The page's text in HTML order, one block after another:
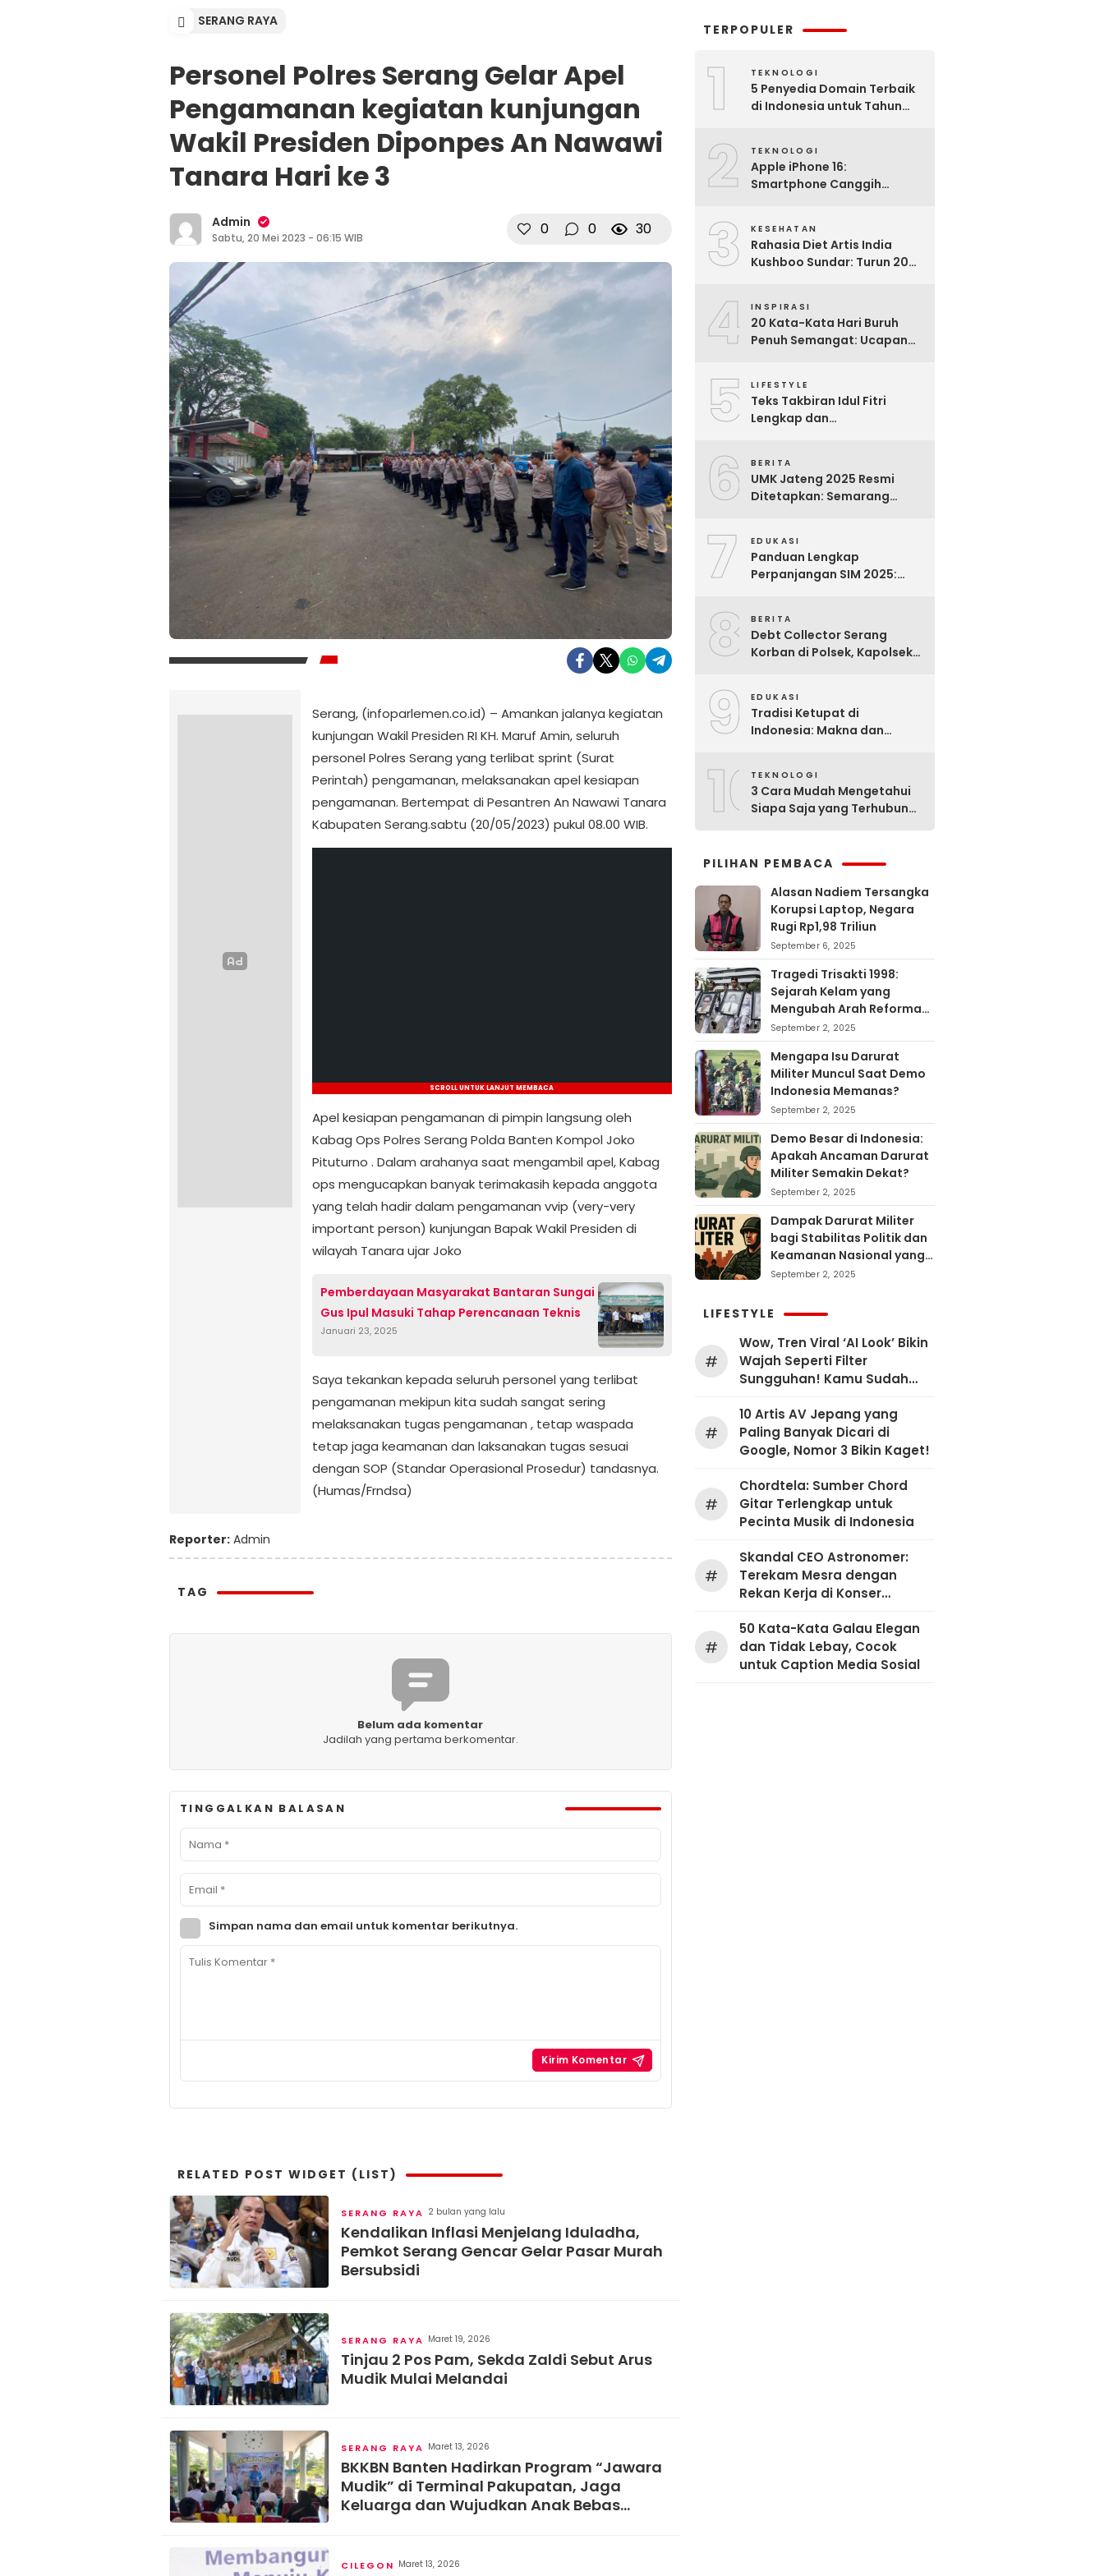
SERANG RAYA
Personel Polres Serang Gelar Apel
Pengamanan kegiatan kunjungan
Wakil Presiden Diponpes An Nawawi
Tanara Hari ke 3
Admin
Sabtu, 20 Mei 2023 - 06:15 WIB 0 0 30
Serang, (infoparlemen.co.id) – Amankan jalanya kegiatan
kunjungan Wakil Presiden RI KH. Maruf Amin, seluruh
personel Polres Serang yang terlibat sprint (Surat
Perintah) pengamanan, melaksanakan apel kesiapan
pengamanan. Bertempat di Pesantren An Nawawi Tanara
Kabupaten Serang.sabtu (20/05/2023) pukul 08.00 WIB.
SCROLL UNTUK LANJUT MEMBACA
Apel kesiapan pengamanan di pimpin langsung oleh
Kabag Ops Polres Serang Polda Banten Kompol Joko
Pituturno . Dalam arahanya saat mengambil apel, Kabag
ops mengucapkan banyak terimakasih kepada anggota
yang telah hadir dalam pengamanan vvip (very-very
important person) kunjungan Bapak Wakil Presiden di
wilayah Tanara ujar Joko
Pemberdayaan Masyarakat Bantaran Sungai
Gus Ipul Masuki Tahap Perencanaan Teknis
Januari 23, 2025
Saya tekankan kepada seluruh personel yang terlibat
pengamanan mekipun kita sudah sangat sering
melaksanakan tugas pengamanan , tetap waspada
tetap jaga keamanan dan laksanakan tugas sesuai
dengan SOP (Standar Operasional Prosedur) tandasnya.
(Humas/Frndsa)
Reporter: Admin
TAG
Belum ada komentar
Jadilah yang pertama berkomentar.
TINGGALKAN BALASAN
Simpan nama dan email untuk komentar berikutnya.
RELATED POST WIDGET (LIST)
SERANG RAYA 2 bulan yang lalu
Kendalikan Inflasi Menjelang Iduladha,
Pemkot Serang Gencar Gelar Pasar Murah
Bersubsidi
SERANG RAYA Maret 19, 2026
Tinjau 2 Pos Pam, Sekda Zaldi Sebut Arus
Mudik Mulai Melandai
SERANG RAYA Maret 13, 2026
BKKBN Banten Hadirkan Program “Jawara
Mudik” di Terminal Pakupatan, Jaga
Keluarga dan Wujudkan Anak Bebas
CILEGON Maret 13, 2026
TERPOPULER
1 TEKNOLOGI
5 Penyedia Domain Terbaik
di Indonesia untuk Tahun
2 TEKNOLOGI
Apple iPhone 16:
Smartphone Canggih
3 KESEHATAN
Rahasia Diet Artis India
Kushboo Sundar: Turun 20
4 INSPIRASI
20 Kata-Kata Hari Buruh
Penuh Semangat: Ucapan
5 LIFESTYLE
Teks Takbiran Idul Fitri
Lengkap dan
6 BERITA
UMK Jateng 2025 Resmi
Ditetapkan: Semarang
7 EDUKASI
Panduan Lengkap
Perpanjangan SIM 2025:
8 BERITA
Debt Collector Serang
Korban di Polsek, Kapolsek
9 EDUKASI
Tradisi Ketupat di
Indonesia: Makna dan
10TEKNOLOGI
3 Cara Mudah Mengetahui
Siapa Saja yang Terhubung
PILIHAN PEMBACA
Alasan Nadiem Tersangka
Korupsi Laptop, Negara
Rugi Rp1,98 Triliun
September 6, 2025
Tragedi Trisakti 1998:
Sejarah Kelam yang
Mengubah Arah Reformasi
Indonesia
September 2, 2025
Mengapa Isu Darurat
Militer Muncul Saat Demo
Indonesia Memanas?
September 2, 2025
Demo Besar di Indonesia:
Apakah Ancaman Darurat
Militer Semakin Dekat?
September 2, 2025
Dampak Darurat Militer
bagi Stabilitas Politik dan
Keamanan Nasional yang
Sering Terlupakan
September 2, 2025
LIFESTYLE
#
Wow, Tren Viral ‘AI Look’ Bikin
Wajah Seperti Filter
Sungguhan! Kamu Sudah
#
10 Artis AV Jepang yang
Paling Banyak Dicari di
Google, Nomor 3 Bikin Kaget!
#
Chordtela: Sumber Chord
Gitar Terlengkap untuk
Pecinta Musik di Indonesia
#
Skandal CEO Astronomer:
Terekam Mesra dengan
Rekan Kerja di Konser
#
50 Kata-Kata Galau Elegan
dan Tidak Lebay, Cocok
untuk Caption Media Sosial